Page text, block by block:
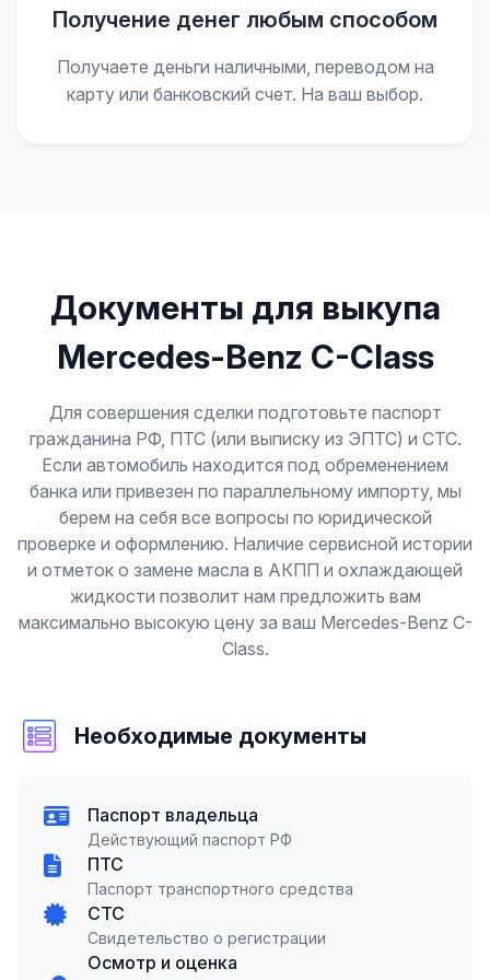
Получение денег любым способом
Получаете деньги наличными, переводом на
карту или банковский счет. На ваш выбор.
Документы для выкупа
Mercedes-Benz C-Class
Для совершения сделки подготовьте паспорт
гражданина РФ, ПТС (или выписку из ЭПТС) и СТС.
Если автомобиль находится под обременением
банка или привезен по параллельному импорту, мы
берем на себя все вопросы по юридической
проверке и оформлению. Наличие сервисной истории
и отметок о замене масла в АКПП и охлаждающей
жидкости позволит нам предложить вам
максимально высокую цену за ваш Mercedes-Benz C-
Class.
Необходимые документы
Паспорт владельца
Действующий паспорт РФ
ПТС
Паспорт транспортного средства
СТС
Свидетельство о регистрации
Осмотр и оценка